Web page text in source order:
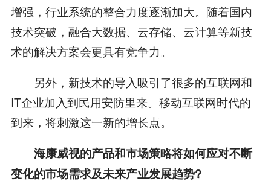
增强，行业系统的整合力度逐渐加大。随着国内
技术突破，融合大数据、云存储、云计算等新技
术的解决方案会更具有竞争力。
另外，新技术的导入吸引了很多的互联网和
IT企业加入到民用安防里来。移动互联网时代的
到来，将刺激这一新的增长点。
海康威视的产品和市场策略将如何应对不断
变化的市场需求及未来产业发展趋势?